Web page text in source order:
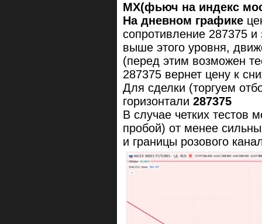
MX(фьюч на индекс
На дневном графике
сопротивление 287375
выше этого уровня,
(перед этим возможен
287375 вернет цену к
Для сделки (торгуем
горизонтали 287375
В случае четких тестов
пробой) от менее
и границы розового